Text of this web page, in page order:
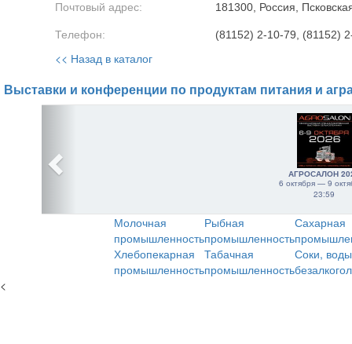
Почтовый адрес: 181300, Россия,
Телефон: (81152) 2-10-79, (81152)
<< Назад в каталог
Выставки и конференции по продуктам питания и
АГРОСАЛОН
6 октября — 9
23:59
Молочная
промышленность
Рыбная
промышленность
Сахарная
Хлебопекарная
промышленность
Табачная
промышленность
Соки,
<